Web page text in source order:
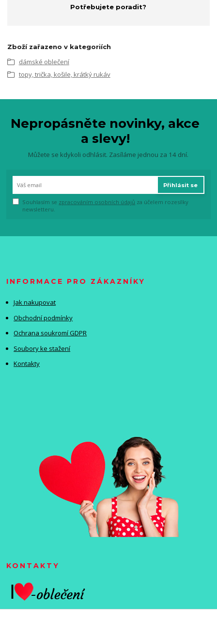
Potřebujete poradit?
Zboží zařazeno v kategoriích
dámské oblečení
topy, trička, košile, krátký rukáv
Nepropásněte novinky, akce
a slevy!
Můžete se kdykoli odhlásit. Zasíláme jednou za 14 dní.
Přihlásit se
Souhlasím se zpracováním osobních údajů za účelem rozesílky
newsletteru.
INFORMACE PRO ZÁKAZNÍKY
Jak nakupovat
Obchodní podmínky
Ochrana soukromí GDPR
Soubory ke stažení
Kontakty
KONTAKTY